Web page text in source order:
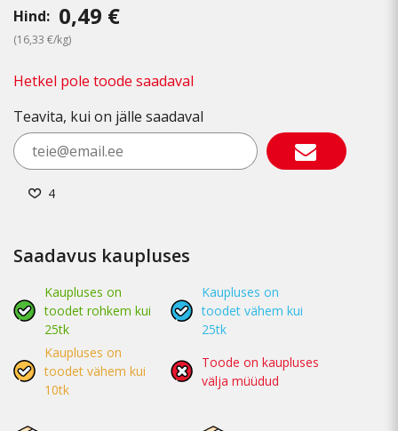
Hind: 0,49 €
(16,33 €/kg)
Hetkel pole toode saadaval
Teavita, kui on jälle saadaval
4
Saadavus kaupluses
Kaupluses on
toodet rohkem kui
25tk
Kaupluses on
toodet vähem kui
25tk
Kaupluses on
toodet vähem kui
10tk
Toode on kaupluses
välja müüdud